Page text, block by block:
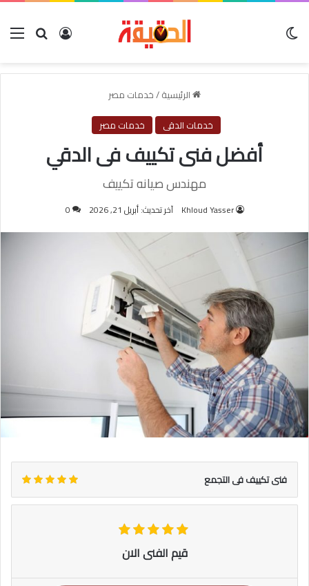
بحث عنتسجيل
الرئيسية/خدمات مصر
خدمات الدقى
خدمات مصر
أفضل فنى تكييف فى الدقي
مهندس صيانه تكييف
Khloud Yasser آخر تحديث: أبريل 21, 2026 0
فنى تكييف فى التجمع
قيم الفنى الان